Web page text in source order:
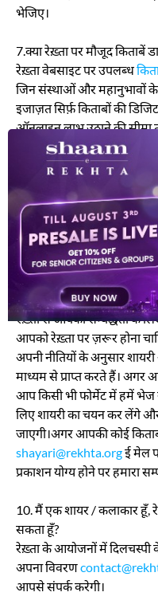
भेजिए।
7.क्या रेख़्ता पर मौजूद किताबें
रेख़्ता वेबसाइट पर उपलब्ध
जिन संस्थाओं और महानुभावों
इजाज़त सिर्फ़ किताबों की
ऑनलाइन लाभ उठाने की सीमा
8. उर्दू साहित्य के छात्रों के लिए
हमने यूनिवर्सिटी और कालेज में
खंड बनाया है। इस खंड में
हैं। आप अपने वांछित संस्था के
किताबों और पाठ तक पहुँच
में वृद्धि जारी है।
9. मैं शायर हूँ ,रेख़्ता पर मेरी
रेख़्ता से आपकी सम्बद्धता के
आपको रेख़्ता पर ज़रूर होना
अपनी नीतियों के अनुसार
माध्यम से प्राप्त करते हैं। अगर
आप किसी भी फोर्मेट में हमें
लिए शायरी का चयन कर लेंगे
जाएगी।अगर आपकी कोई
shayari@rekhta.orgई मेल
प्रकाशन योग्य होने पर हमारा
10. मैं एक शायर / कलाकार हूँ,
सकता हूँ?
रेख़्ता के आयोजनों में
अपना विवरण
आपसे संपर्क करेगी।